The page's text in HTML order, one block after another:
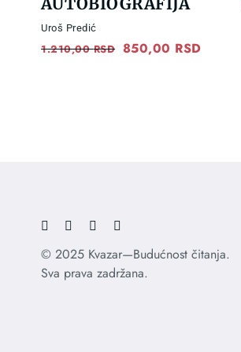
Uroš Predić
1.210,00RSD Original
850,00 RSDCurrent
© 2025 Kvazar—Budućnost čitanja.
Sva prava zadržana.